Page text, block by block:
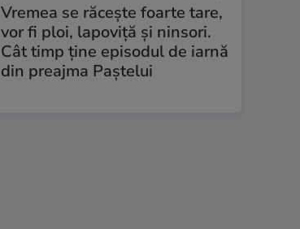
Vremea se răcește foarte tare,
vor fi ploi, lapoviță și ninsori.
Cât timp ține episodul de iarnă
din preajma Paștelui